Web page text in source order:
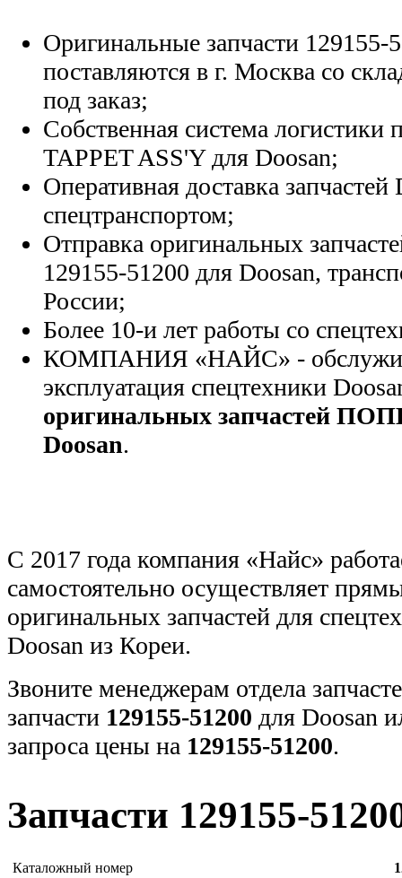
Оригинальные запчасти 129155-
поставляются в г. Москва со
под заказ;
Собственная система логистики
TAPPET ASS'Y для Doosan;
Оперативная доставка запчастей
спецтранспортом;
Отправка оригинальных
129155-51200 для Doosan,
России;
Более 10-и лет работы со
КОМПАНИЯ «НАЙС» -
эксплуатация спецтехники
оригинальных запчастей
Doosan.
С 2017 года компания «Найс»
самостоятельно осуществляет
оригинальных запчастей для
Doosan из Кореи.
Звоните менеджерам отдела
запчасти 129155-51200 для Doosan
запроса цены на 129155-51200.
Запчасти 129155-
Каталожный номер